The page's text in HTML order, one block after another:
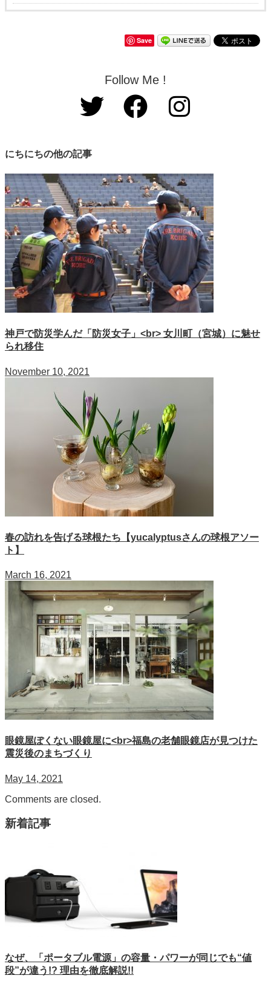
Save
Follow Me !
にちにちの他の記事
神戸で防災学んだ「防災女子」<br> 女川町（宮城）に魅せ
られ移住
November 10, 2021
春の訪れを告げる球根たち【yucalyptusさんの球根アソー
ト】
March 16, 2021
眼鏡屋ぽくない眼鏡屋に<br>福島の老舗眼鏡店が見つけた
震災後のまちづくり
May 14, 2021
Comments are closed.
新着記事
なぜ、「ポータブル電源」の容量・パワーが同じでも“値
段”が違う!? 理由を徹底解説!!